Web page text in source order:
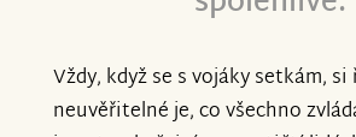
Vždy, když se s vojáky setkám,
neuvěřitelné je, co všechno